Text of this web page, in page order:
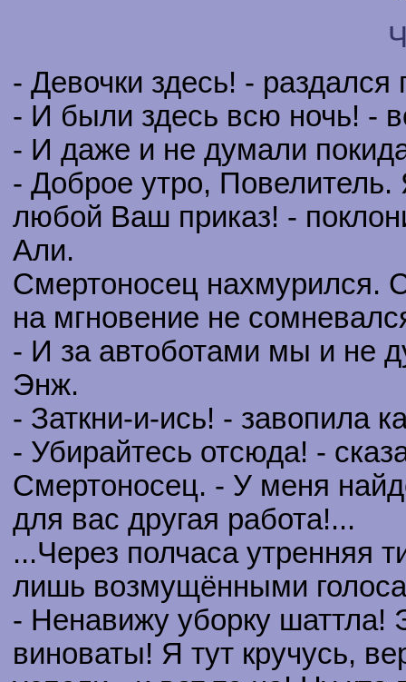
- Девочки здесь! - раздался
- И были здесь всю ночь! -
- И даже и не думали
- Доброе утро,
любой Ваш приказ! -
Али.
Смертоносец нахмурился.
на мгновение не
- И за автоботами мы и не
Энж.
- Заткни-и-ись! - завопила
- Убирайтесь отсюда! -
Смертоносец. - У меня
для вас другая работа!...
...Через полчаса утренняя
лишь возмущёнными
- Ненавижу уборку шаттла!
виноваты! Я тут кручусь,